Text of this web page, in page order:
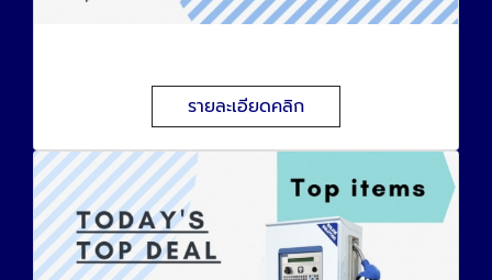
รายละเอียดคลิก